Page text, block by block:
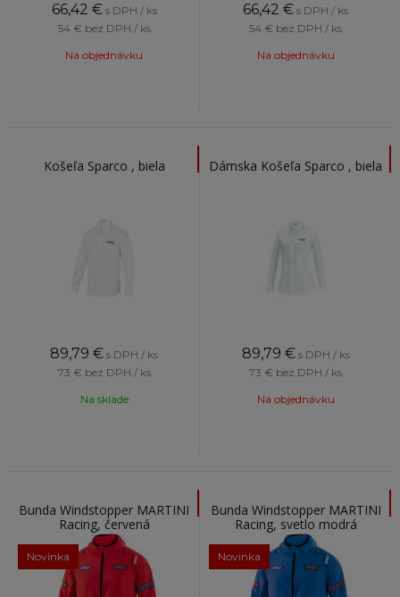
66,42 € s DPH / ks
54 € bez DPH / ks
Na objednávku
66,42 € s DPH / ks
54 € bez DPH / ks
Na objednávku
Košeľa Sparco , biela
89,79 € s DPH / ks
73 € bez DPH / ks
Na sklade
Dámska Košeľa Sparco , biela
89,79 € s DPH / ks
73 € bez DPH / ks
Na objednávku
Bunda Windstopper MARTINI
Racing, červená
Novinka
Bunda Windstopper MARTINI
Racing, svetlo modrá
Novinka